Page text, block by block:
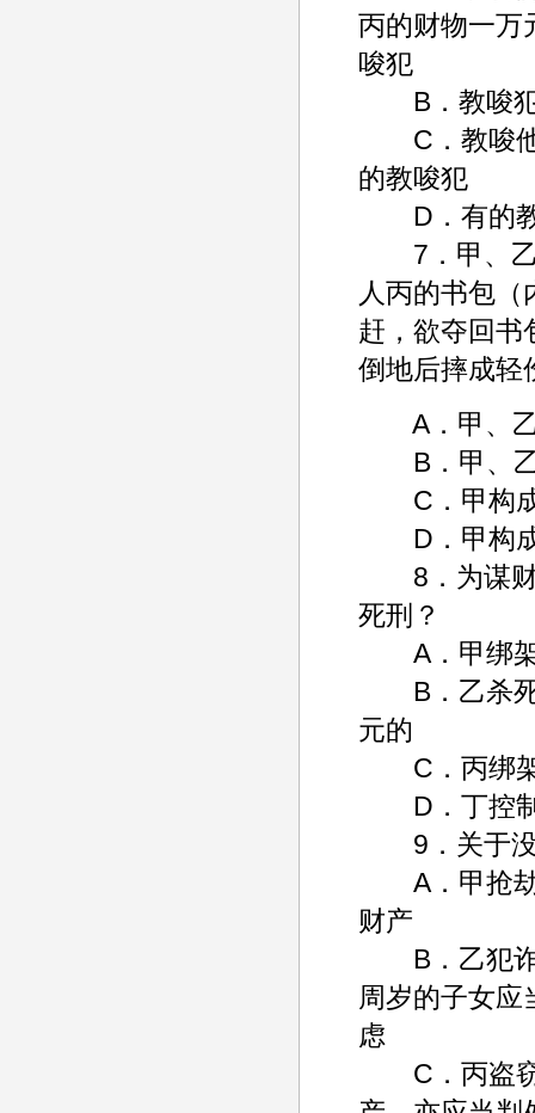
丙的财物一万
唆犯
B．教唆犯
C．教唆他
的教唆犯
D．有的教
7．甲、乙
人丙的书包
赶，欲夺回书
倒地后摔成轻
A．甲、乙
B．甲、乙
C．甲构成
D．甲构成
8．为谋财
死刑？
A．甲绑架
B．乙杀死
元的
C．丙绑架
D．丁控制
9．关于没
A．甲抢劫
财产
B．乙犯诈
周岁的子女应
虑
C．丙盗窃